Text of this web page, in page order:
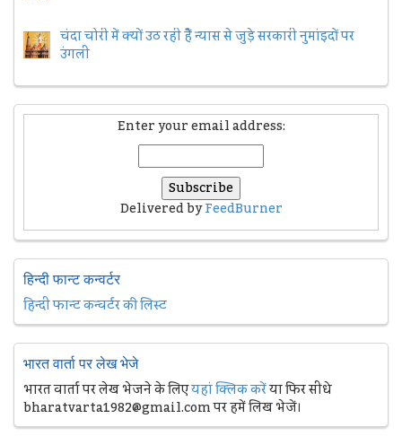
चंदा चोरी में क्यों उठ रही हैैं न्यास से जुड़े सरकारी नुमांइदों पर
उंगली
Enter your email address:
Delivered byFeedBurner
हिन्दी फान्ट कन्वर्टर
हिन्दी फान्ट कन्वर्टर की लिस्ट
भारत वार्ता पर लेख भेजे
भारत वार्ता पर लेख भेजने के लिएयहां क्लिक करेंया फिर सीधे
bharatvarta1982@gmail.com पर हमें लिख भेजें।